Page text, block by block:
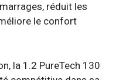
réduit les
le confort
la 1.2 PureTech 130